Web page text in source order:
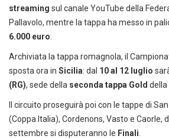
streaming sul canale YouTube della
Pallavolo, mentre la tappa ha messo in
6.000 euro.
Archiviata la tappa romagnola, il
sposta ora in Sicilia: dal 10 al 12 luglio
(RG), sede della seconda tappa Gold della
Il circuito proseguirà poi con le tappe di
(Coppa Italia), Cordenons, Vasto e Caorle,
settembre si disputeranno le Finali.